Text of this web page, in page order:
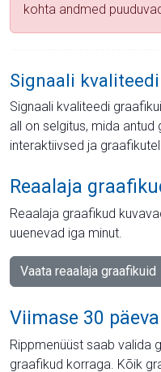
kohta andmed
Signaali
Signaali kvaliteedi
all on selgitus, mida
interaktiivsed ja
Reaalaja
Reaalaja graafikud
uuenevad iga minut.
Vaata reaalaja graafikuid
Viimase 30
Rippmenüüst saab valida
graafikud korraga. Kõik